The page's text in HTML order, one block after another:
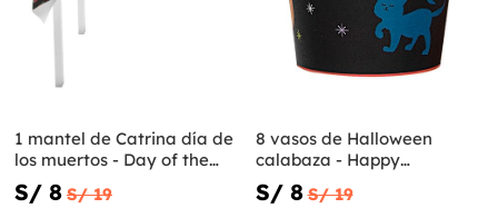
1 mantel de Catrina día de
los muertos - Day of the
Dead
S/ 8 S/ 19
8 vasos de Halloween
calabaza - Happy
Halloween
S/ 8 S/ 19